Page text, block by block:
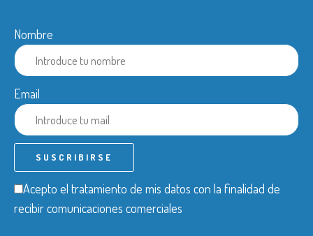
Nombre
Email
Acepto el tratamiento de mis datos con la finalidad de
recibir comunicaciones comerciales